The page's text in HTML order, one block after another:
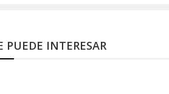
INTERESAR